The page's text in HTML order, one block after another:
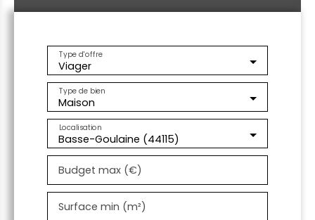
Viager
Type d'offre
Maison
Type de bien
Basse-Goulaine (44115)
Localisation
Budget max (€)
Surface min (m²)